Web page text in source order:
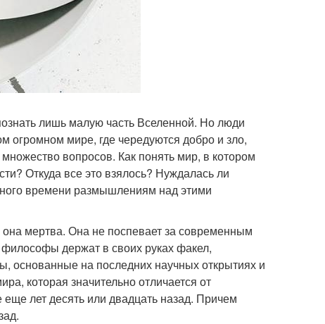
лишь малую часть Вселенной. Но люди
мире, где чередуются добро и зло,
вопросов. Как понять мир, в котором
Откуда все это взялось? Нуждалась ли
времени размышлениям над этими
мертва. Она не поспевает за современным
держат в своих руках факел,
основанные на последних научных открытиях и
которая значительно отличается от
лет десять или двадцать назад. Причем